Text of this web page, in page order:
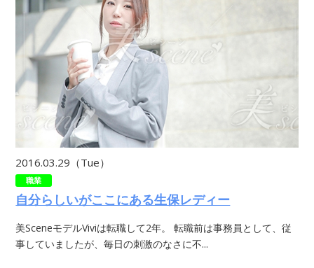
2016.03.29（Tue）
職業
自分らしいがここにある生保レディー
美SceneモデルViviは転職して2年。 転職前は事務員として、従
事していましたが、毎日の刺激のなさに不...